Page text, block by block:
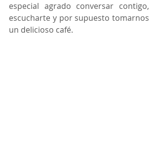
especial agrado conversar contigo,
escucharte y por supuesto tomarnos
un delicioso café.